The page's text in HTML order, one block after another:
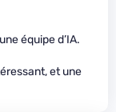
équipe d’IA.
et une